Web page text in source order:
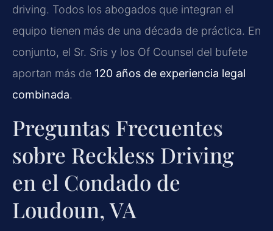
driving. Todos los abogados que integran el
equipo tienen más de una década de práctica. En
conjunto, el Sr. Sris y los Of Counsel del bufete
aportan más de 120 años de experiencia legal
combinada.
Preguntas Frecuentes
sobre Reckless Driving
en el Condado de
Loudoun, VA